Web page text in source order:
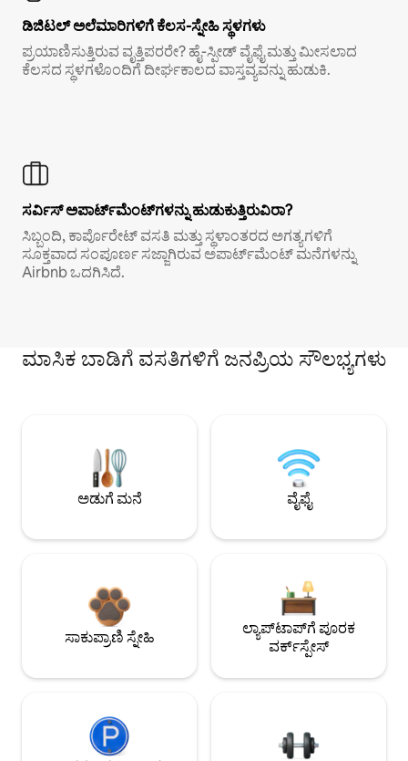
ಡಿಜಿಟಲ್ ಅಲೆಮಾರಿಗಳಿಗೆ ಕೆಲಸ-ಸ್ನೇಹಿ ಸ್ಥಳಗಳು
ಪ್ರಯಾಣಿಸುತ್ತಿರುವ ವೃತ್ತಿಪರರೇ? ಹೈ-ಸ್ಪೀಡ್ ವೈಫೈ ಮತ್ತು ಮೀಸಲಾದ
ಕೆಲಸದ ಸ್ಥಳಗಳೊಂದಿಗೆ ದೀರ್ಘಕಾಲದ ವಾಸ್ತವ್ಯವನ್ನು ಹುಡುಕಿ.
ಸರ್ವಿಸ್ ಅಪಾರ್ಟ್‌ಮೆಂಟ್‌ಗಳನ್ನು ಹುಡುಕುತ್ತಿರುವಿರಾ?
ಸಿಬ್ಬಂದಿ, ಕಾರ್ಪೊರೇಟ್ ವಸತಿ ಮತ್ತು ಸ್ಥಳಾಂತರದ ಅಗತ್ಯಗಳಿಗೆ
ಸೂಕ್ತವಾದ ಸಂಪೂರ್ಣ ಸಜ್ಜಾಗಿರುವ ಅಪಾರ್ಟ್‌ಮೆಂಟ್ ಮನೆಗಳನ್ನು
Airbnb ಒದಗಿಸಿದೆ.
ಮಾಸಿಕ ಬಾಡಿಗೆ ವಸತಿಗಳಿಗೆ ಜನಪ್ರಿಯ ಸೌಲಭ್ಯಗಳು
ಅಡುಗೆ ಮನೆ ವೈಫೈ
ಸಾಕುಪ್ರಾಣಿ ಸ್ನೇಹಿ
ಲ್ಯಾಪ್‌ಟಾಪ್‌ಗೆ ಪೂರಕ
ವರ್ಕ್‌ಸ್ಪೇಸ್